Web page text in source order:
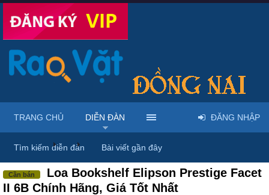
Diễn đàn ... Mua bán & sửa điện tử, điện lạnh
Cần bán
Loa Bookshelf Elipson Prestige Facet
II 6B Chính Hãng, Giá Tốt Nhất
TRANG CHỦ DIỄN ĐÀN
Tìm kiếm diễn đàn Bài viết gần đây
ĐĂNG NHẬP